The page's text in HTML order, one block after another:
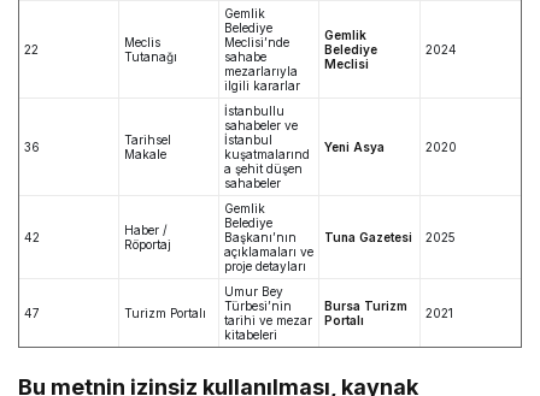
22
Meclis
Tutanağı
Gemlik
Belediye
Meclisi’nde
sahabe
mezarlarıyla
ilgili kararlar
Gemlik
Belediye
Meclisi
2024
36
Tarihsel
Makale
İstanbullu
sahabeler ve
İstanbul
kuşatmalarınd
a şehit düşen
sahabeler
Yeni Asya 2020
42
Haber /
Röportaj
Gemlik
Belediye
Başkanı’nın
açıklamaları ve
proje detayları
Tuna Gazetesi 2025
47 Turizm Portalı
Umur Bey
Türbesi’nin
tarihi ve mezar
kitabeleri
Bursa Turizm
Portalı
2021
Bu metnin izinsiz kullanılması, kaynak